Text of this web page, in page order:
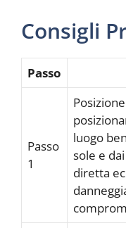
Consigli
Passo
Passo
1
luogo
sole e
diretta